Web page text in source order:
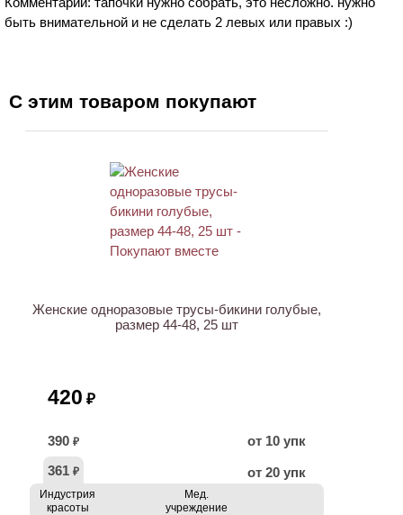
быть внимательной и не сделать 2 левых или правых :)
С этим товаром покупают
Женские одноразовые трусы-бикини голубые,
размер 44-48, 25 шт
420 ₽
390 ₽
от 10 упк
361 ₽ от 20 упк
Индустрия
красоты
Мед.
учреждение